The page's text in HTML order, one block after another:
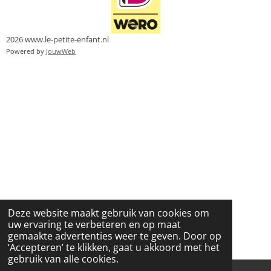
Deze website maakt gebruik van cookies om
uw ervaring te verbeteren en op maat
gemaakte advertenties weer te geven. Door op
‘Accepteren’ te klikken, gaat u akkoord met het
gebruik van alle cookies.
2026 www.le-petite-enfant.nl
Powered by JouwWeb